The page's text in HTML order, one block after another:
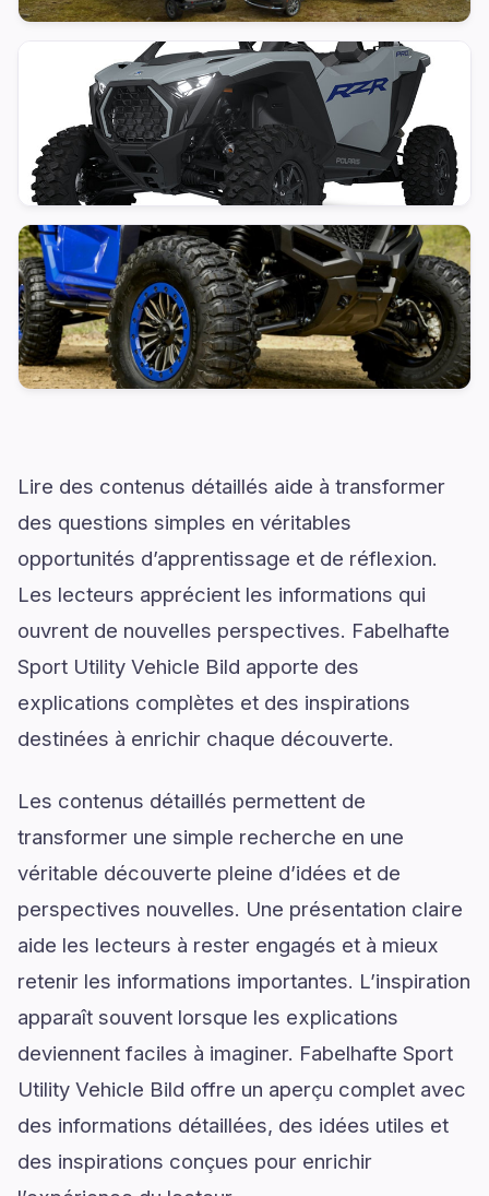
Lire des contenus détaillés aide à transformer
des questions simples en véritables
opportunités d’apprentissage et de réflexion.
Les lecteurs apprécient les informations qui
ouvrent de nouvelles perspectives. Fabelhafte
Sport Utility Vehicle Bild apporte des
explications complètes et des inspirations
destinées à enrichir chaque découverte.
Les contenus détaillés permettent de
transformer une simple recherche en une
véritable découverte pleine d’idées et de
perspectives nouvelles. Une présentation claire
aide les lecteurs à rester engagés et à mieux
retenir les informations importantes. L’inspiration
apparaît souvent lorsque les explications
deviennent faciles à imaginer. Fabelhafte Sport
Utility Vehicle Bild offre un aperçu complet avec
des informations détaillées, des idées utiles et
des inspirations conçues pour enrichir